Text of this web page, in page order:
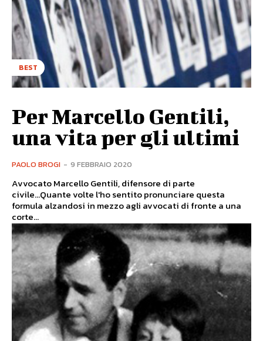
BEST
Per Marcello Gentili,
una vita per gli ultimi
PAOLO BROGI - 9 FEBBRAIO 2020
Avvocato Marcello Gentili, difensore di parte
civile...Quante volte l'ho sentito pronunciare questa
formula alzandosi in mezzo agli avvocati di fronte a una
corte...